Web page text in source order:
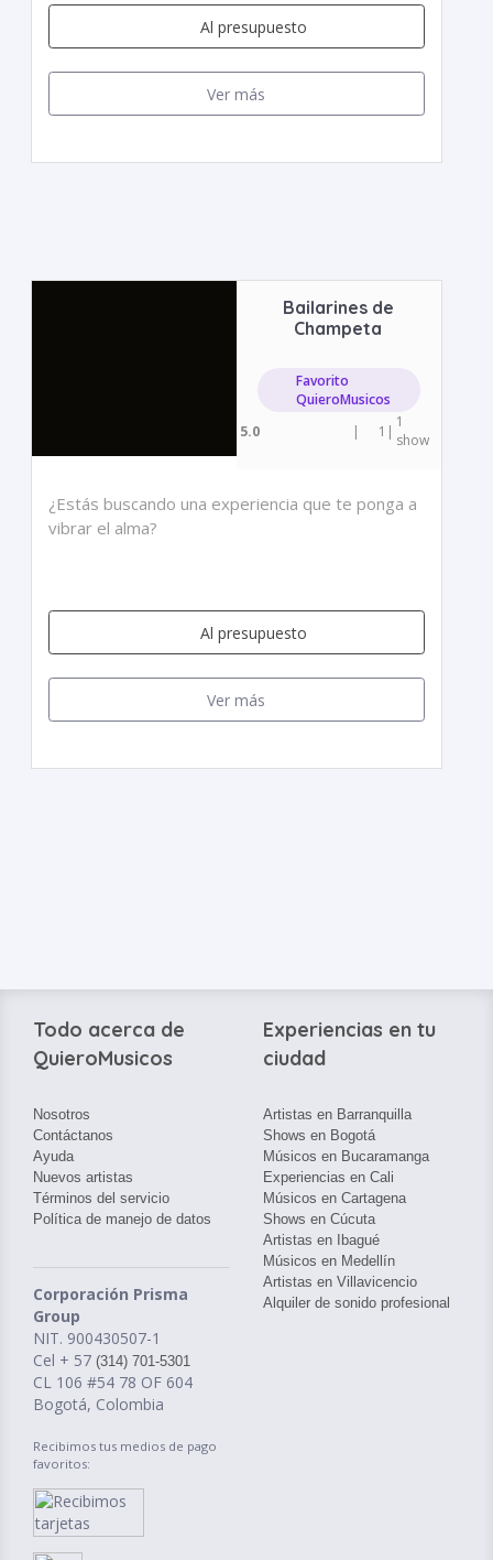
Al presupuesto
Ver más
Bailarines de
Champeta
Favorito
QuieroMusicos
5.0
| 1 | 1
show
¿Estás buscando una experiencia que te ponga a
vibrar el alma?
Al presupuesto
Ver más
Todo acerca de
QuieroMusicos
Nosotros
Contáctanos
Ayuda
Nuevos artistas
Términos del servicio
Política de manejo de datos
Corporación Prisma
Group
NIT. 900430507-1
Cel + 57 (314) 701-5301
CL 106 #54 78 OF 604
Bogotá, Colombia
Recibimos tus medios de pago
favoritos:
Experiencias en tu
ciudad
Artistas en Barranquilla
Shows en Bogotá
Músicos en Bucaramanga
Experiencias en Cali
Músicos en Cartagena
Shows en Cúcuta
Artistas en Ibagué
Músicos en Medellín
Artistas en Villavicencio
Alquiler de sonido profesional